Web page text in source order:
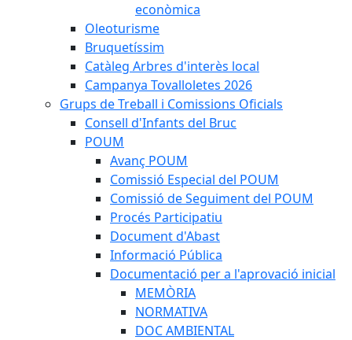
econòmica
Oleoturisme
Bruquetíssim
Catàleg Arbres d'interès local
Campanya Tovalloletes 2026
Grups de Treball i Comissions Oficials
Consell d'Infants del Bruc
POUM
Avanç POUM
Comissió Especial del POUM
Comissió de Seguiment del POUM
Procés Participatiu
Document d'Abast
Informació Pública
Documentació per a l'aprovació inicial
MEMÒRIA
NORMATIVA
DOC AMBIENTAL